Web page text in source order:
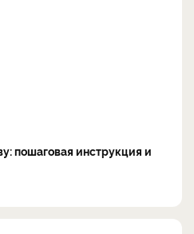
пошаговая инструкция и